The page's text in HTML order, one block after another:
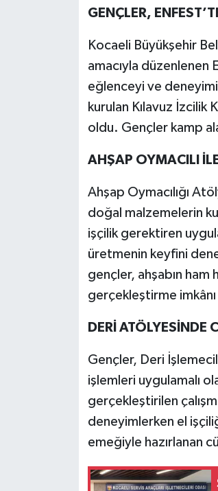
GENÇLER,
Kocaeli Büyükşehir
amacıyla düzenlenen
eğlenceyi ve
kurulan Kılavuz
oldu. Gençler kamp
AHŞAP OYMACILI
Ahşap Oymacılığı
doğal malzemelerin
işçilik gerektiren
üretmenin keyfini
gençler, ahşabın ham
gerçekleştirme
DERİ ATÖLYESİNDE
Gençler, Deri
işlemleri uygulamalı
gerçekleştirilen
deneyimlerken el
emeğiyle hazırlanan